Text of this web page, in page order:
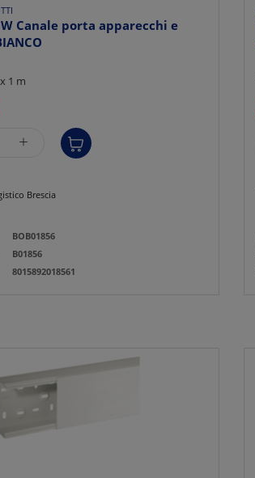
Canale porta apparecchi e
x 1 m
+
Brescia
BOB01856
B01856
8015892018561